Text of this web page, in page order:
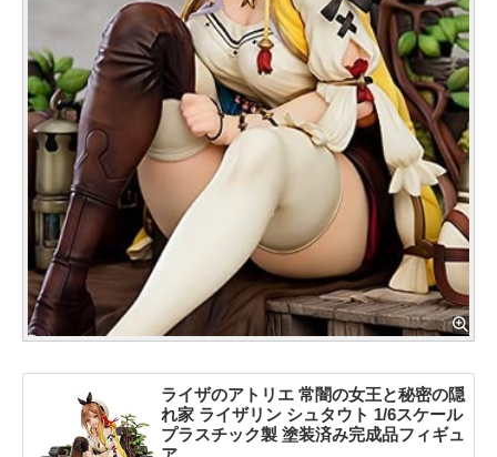
ライザのアトリエ 常闇の女王と秘密の隠
れ家 ライザリン シュタウト 1/6スケール
プラスチック製 塗装済み完成品フィギュ